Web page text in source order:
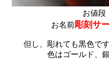
お値段
お名前彫刻サ
但し、彫れても黒色で
色はゴールド、